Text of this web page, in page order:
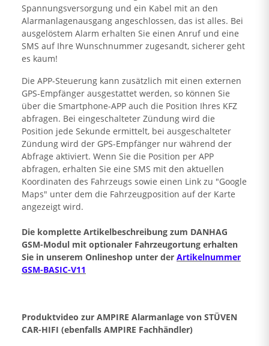
Spannungsversorgung und ein Kabel mit an den
Alarmanlagenausgang angeschlossen, das ist alles. Bei
ausgelöstem Alarm erhalten Sie einen Anruf und eine
SMS auf Ihre Wunschnummer zugesandt, sicherer geht
es kaum!
Die APP-Steuerung kann zusätzlich mit einen externen
GPS-Empfänger ausgestattet werden, so können Sie
über die Smartphone-APP auch die Position Ihres KFZ
abfragen. Bei eingeschalteter Zündung wird die
Position jede Sekunde ermittelt, bei ausgeschalteter
Zündung wird der GPS-Empfänger nur während der
Abfrage aktiviert. Wenn Sie die Position per APP
abfragen, erhalten Sie eine SMS mit den aktuellen
Koordinaten des Fahrzeugs sowie einen Link zu "Google
Maps" unter dem die Fahrzeugposition auf der Karte
angezeigt wird.
Die komplette Artikelbeschreibung zum DANHAG
GSM-Modul mit optionaler Fahrzeugortung erhalten
Sie in unserem Onlineshop unter der Artikelnummer
GSM-BASIC-V11
Produktvideo zur AMPIRE Alarmanlage von STÜVEN
CAR-HIFI (ebenfalls AMPIRE Fachhändler)